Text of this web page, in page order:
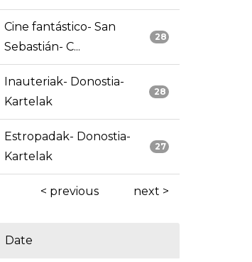
28
Cine fantástico- San
Sebastián- C...
28
Inauteriak- Donostia-
Kartelak
27
Estropadak- Donostia-
Kartelak
< previous next >
Date